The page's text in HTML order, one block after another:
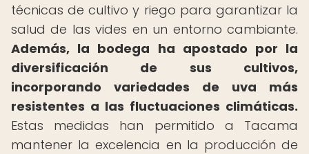
técnicas de cultivo y riego para garantizar la
salud de las vides en un entorno cambiante.
Además, la bodega ha apostado por la
diversificación de sus cultivos,
incorporando variedades de uva más
resistentes a las fluctuaciones climáticas.
Estas medidas han permitido a Tacama
mantener la excelencia en la producción de